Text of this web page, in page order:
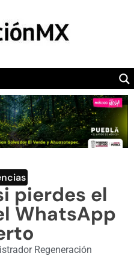
pierdes el
WhatsApp
Regeneración